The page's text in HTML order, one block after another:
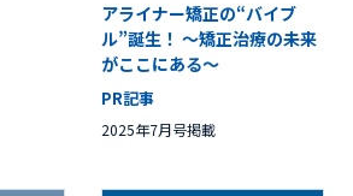
アライナー矯正の“バイブ
ル”誕生！ ～矯正治療の未来
がここにある〜
PR記事
2025年7月号掲載